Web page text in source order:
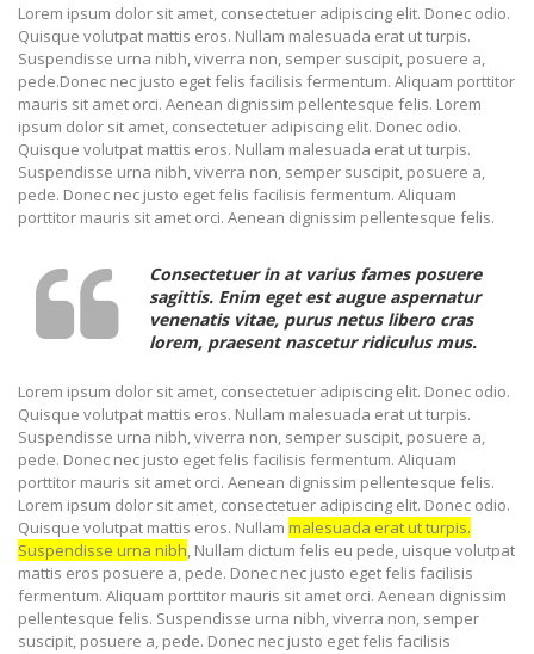
Lorem ipsum dolor sit amet, consectetuer adipiscing elit. Donec odio.
Quisque volutpat mattis eros. Nullam malesuada erat ut turpis.
Suspendisse urna nibh, viverra non, semper suscipit, posuere a,
pede.Donec nec justo eget felis facilisis fermentum. Aliquam porttitor
mauris sit amet orci. Aenean dignissim pellentesque felis. Lorem
ipsum dolor sit amet, consectetuer adipiscing elit. Donec odio.
Quisque volutpat mattis eros. Nullam malesuada erat ut turpis.
Suspendisse urna nibh, viverra non, semper suscipit, posuere a,
pede. Donec nec justo eget felis facilisis fermentum. Aliquam
porttitor mauris sit amet orci. Aenean dignissim pellentesque felis.
Consectetuer in at varius fames posuere
sagittis. Enim eget est augue aspernatur
venenatis vitae, purus netus libero cras
lorem, praesent nascetur ridiculus mus.
Lorem ipsum dolor sit amet, consectetuer adipiscing elit. Donec odio.
Quisque volutpat mattis eros. Nullam malesuada erat ut turpis.
Suspendisse urna nibh, viverra non, semper suscipit, posuere a,
pede. Donec nec justo eget felis facilisis fermentum. Aliquam
porttitor mauris sit amet orci. Aenean dignissim pellentesque felis.
Lorem ipsum dolor sit amet, consectetuer adipiscing elit. Donec odio.
Quisque volutpat mattis eros. Nullam malesuada erat ut turpis.
Suspendisse urna nibh, Nullam dictum felis eu pede, uisque volutpat
mattis eros posuere a, pede. Donec nec justo eget felis facilisis
fermentum. Aliquam porttitor mauris sit amet orci. Aenean dignissim
pellentesque felis. Suspendisse urna nibh, viverra non, semper
suscipit, posuere a, pede. Donec nec justo eget felis facilisis